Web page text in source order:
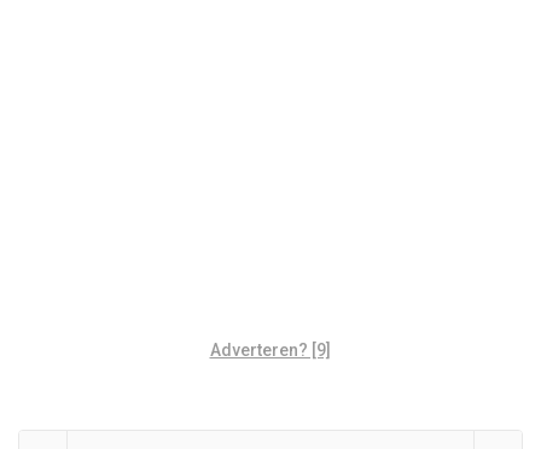
Adverteren? [9]